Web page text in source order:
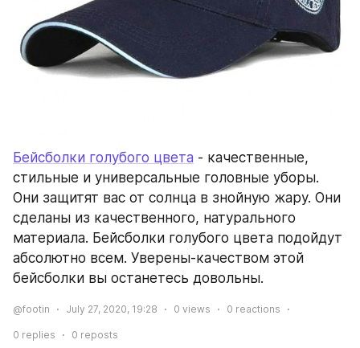
Бейсболки голубого цвета - качественные,
стильные и универсальные головные уборы.
Они защитят вас от солнца в знойную жару. Они
сделаны из качественного, натурального
материала. Бейсболки голубого цвета подойдут
абсолютно всем. Уверены-качеством этой
бейсболки вы останетесь довольны.
@footin July 27, 2020, 19:28 0 views 0 reactions
0 replies 0 reposts